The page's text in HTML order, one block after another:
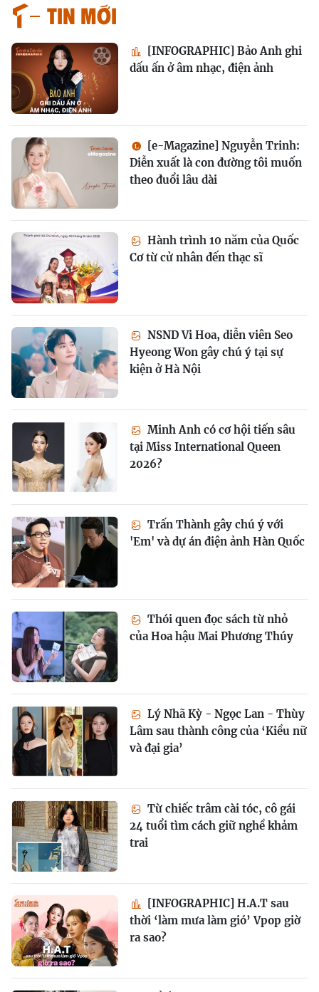
Tin mới
[INFOGRAPHIC] Bảo Anh ghi
dấu ấn ở âm nhạc, điện ảnh
[e-Magazine] Nguyễn Trinh:
Diễn xuất là con đường tôi muốn
theo đuổi lâu dài
Hành trình 10 năm của Quốc
Cơ từ cử nhân đến thạc sĩ
NSND Vi Hoa, diễn viên Seo
Hyeong Won gây chú ý tại sự
kiện ở Hà Nội
Minh Anh có cơ hội tiến sâu
tại Miss International Queen
2026?
Trấn Thành gây chú ý với
'Em' và dự án điện ảnh Hàn Quốc
Thói quen đọc sách từ nhỏ
của Hoa hậu Mai Phương Thúy
Lý Nhã Kỳ - Ngọc Lan - Thùy
Lâm sau thành công của ‘Kiều nữ
và đại gia’
Từ chiếc trâm cài tóc, cô gái
24 tuổi tìm cách giữ nghề khảm
trai
[INFOGRAPHIC] H.A.T sau
thời ‘làm mưa làm gió’ Vpop giờ
ra sao?